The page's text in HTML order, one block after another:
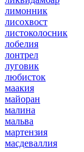
лимонник
лисохвост
листоколосник
лобелия
лонтрел
луговик
любисток
маакия
майоран
малина
мальва
мартензия
масдеваллия